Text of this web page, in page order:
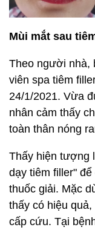
Mùi mắt sau
Theo người nhà,
viên spa tiêm
24/1/2021. Vừa
nhân cảm thấy
toàn thân nóng
Thấy hiện tượng
dạy tiêm filler"
thuốc giải. Mặc
thấy có hiệu
cấp cứu. Tại